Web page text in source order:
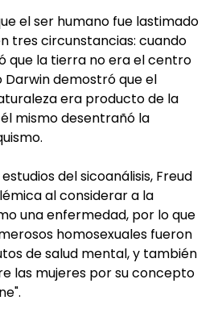
el ser humano fue lastimado
tres circunstancias: cuando
que la tierra no era el centro
Darwin demostró que el
era producto de la
mismo desentrañó la
del sicoanálisis, Freud
al considerar a la
una enfermedad, por lo que
homosexuales fueron
de salud mental, y también
las mujeres por su concepto